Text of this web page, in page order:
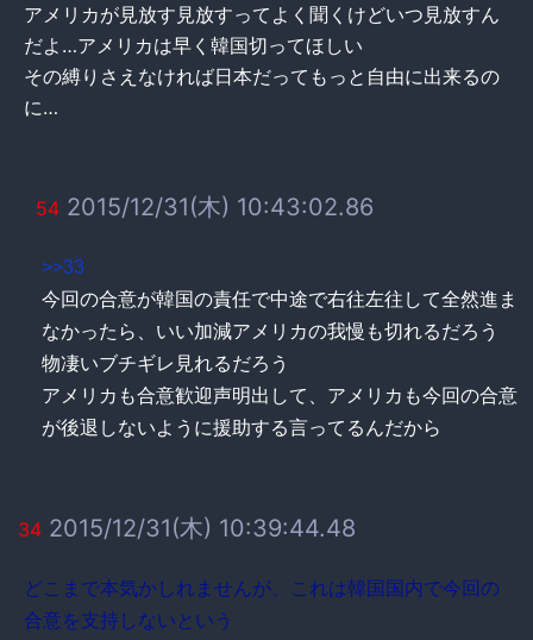
アメリカが見放す見放すってよく聞くけどいつ見放すん
だよ…アメリカは早く韓国切ってほしい
その縛りさえなければ日本だってもっと自由に出来るの
に…
54 2015/12/31(木) 10:43:02.86
>>33
今回の合意が韓国の責任で中途で右往左往して全然進ま
なかったら、いい加減アメリカの我慢も切れるだろう
物凄いブチギレ見れるだろう
アメリカも合意歓迎声明出して、アメリカも今回の合意
が後退しないように援助する言ってるんだから
34 2015/12/31(木) 10:39:44.48
どこまで本気かしれませんが、これは韓国国内で今回の
合意を支持しないという